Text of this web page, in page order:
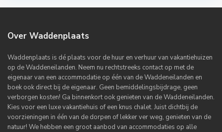
Over Waddenplaats
Waddenplaats is dé plaats voor de huur en verhuur van vakantiehuizen
op de Waddeneilanden. Neem nu rechtstreeks contact op met de
eigenaar van een accommodatie op één van de Waddeneilanden en
boek ook direct bij de eigenaar. Geen bemiddelingsbijdrage, geen
verborgen kosten! Ga binnenkort ook genieten van de Waddeneilanden.
Kies voor een luxe vakantiehuis of een knus chalet. Juist dichtbij de
voorzieningen in één van de dorpen of lekker ver weg, genieten van de
natuur! We hebben een groot aanbod van accommodaties op alle